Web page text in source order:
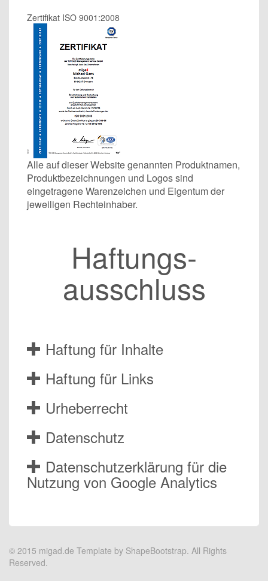
Zertifikat ISO 9001:2008
Alle auf dieser Website genannten Produktnamen,
Produktbezeichnungen und Logos sind
eingetragene Warenzeichen und Eigentum der
jeweiligen Rechteinhaber.
Haftungs­
ausschluss
Haftung für Inhalte
Haftung für Links
Urheberrecht
Datenschutz
Datenschutzerklärung für die
Nutzung von Google Analytics
© 2015 migad.de Template by ShapeBootstrap. All Rights
Reserved.